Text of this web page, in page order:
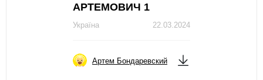
AРТЕМОВИЧ 1
22.03.2024
Україна
Артем Бондаревский